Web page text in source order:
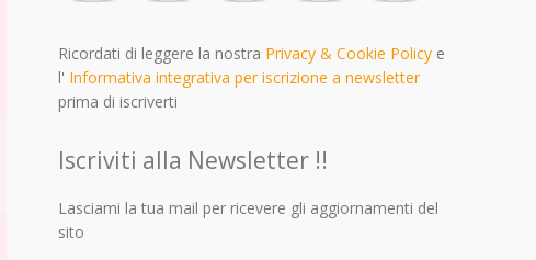
Ricordati di leggere la nostra Privacy & Cookie Policye
l' Informativa integrativa per iscrizione a newsletter
prima di iscriverti
Iscriviti alla Newsletter !!
Lasciami la tua mail per ricevere gli aggiornamenti del
sito